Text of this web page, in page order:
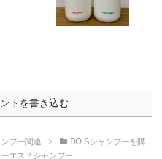
トを書き込む
プー関連
DO-Sシャンプーを購
エス？シャンプー